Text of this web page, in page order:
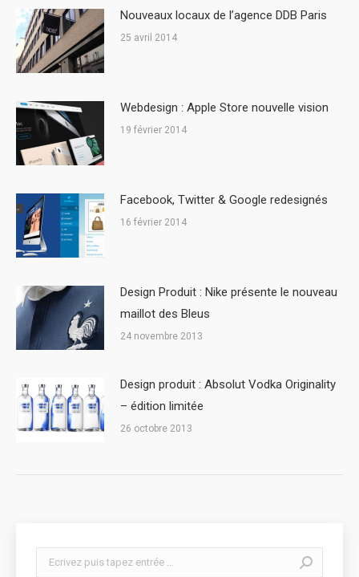
Nouveaux locaux de l’agence DDB Paris
25 avril 2014
Webdesign : Apple Store nouvelle vision
19 février 2014
Facebook, Twitter & Google redesignés
16 février 2014
Design Produit : Nike présente le nouveau
maillot des Bleus
24 novembre 2013
Design produit : Absolut Vodka Originality
– édition limitée
26 octobre 2013